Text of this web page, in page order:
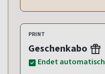
PRINT
Geschenkabo
Endet automatisch